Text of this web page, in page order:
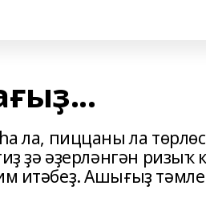
ла, пиццаны ла
ҙә әҙерләнгән
итәбеҙ. Ашығыҙ